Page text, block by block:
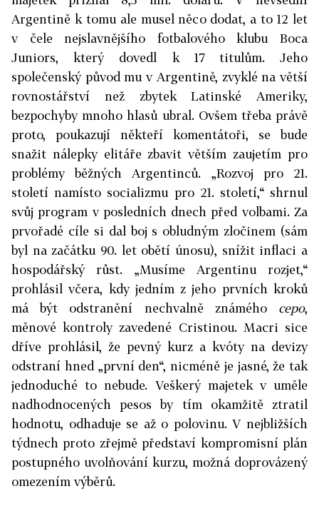
Argentině k tomu ale musel něco dodat, a to 12 let
v čele nejslavnějšího fotbalového klubu Boca
Juniors, který dovedl k 17 titulům. Jeho
společenský původ mu v Argentině, zvyklé na větší
rovnostářství než zbytek Latinské Ameriky,
bezpochyby mnoho hlasů ubral. Ovšem třeba právě
proto, poukazují někteří komentátoři, se bude
snažit nálepky elitáře zbavit větším zaujetím pro
problémy běžných Argentinců. „Rozvoj pro 21.
století namísto socializmu pro 21. století,“ shrnul
svůj program v posledních dnech před volbami. Za
prvořadé cíle si dal boj s obludným zločinem (sám
byl na začátku 90. let obětí únosu), snížit inflaci a
hospodářský růst. „Musíme Argentinu rozjet,“
prohlásil včera, kdy jedním z jeho prvních kroků
má být odstranění nechvalně známého cepo,
měnové kontroly zavedené Cristinou. Macri sice
dříve prohlásil, že pevný kurz a kvóty na devizy
odstraní hned „první den“, nicméně je jasné, že tak
jednoduché to nebude. Veškerý majetek v uměle
nadhodnocených pesos by tím okamžitě ztratil
hodnotu, odhaduje se až o polovinu. V nejbližších
týdnech proto zřejmě představí kompromisní plán
postupného uvolňování kurzu, možná doprovázený
omezením výběrů.